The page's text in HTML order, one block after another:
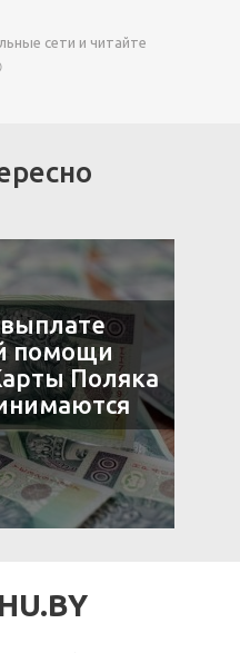
сети и читайте
помощи
Поляка